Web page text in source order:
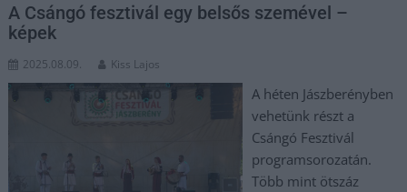
A Csángó fesztivál egy belsős szemével –
képek
2025.08.09. Kiss Lajos
A héten Jászberényben
vehetünk részt a
Csángó Fesztivál
programsorozatán.
Több mint ötszáz